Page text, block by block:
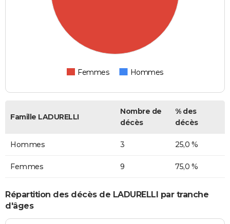
Femmes Hommes
Famille LADURELLI
Nombre de
décès
% des
décès
Hommes 3 25,0 %
Femmes 9 75,0 %
Répartition des décès de LADURELLI par tranche
d'âges